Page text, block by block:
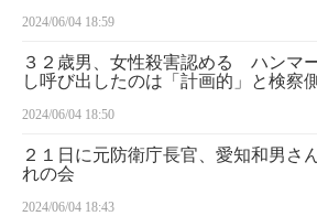
2024/06/04 18:59
３２歳男、女性殺害認める ハンマ
し呼び出したのは「計画的」と検
2024/06/04 18:50
２１日に元防衛庁長官、愛知和男さ
れの会
2024/06/04 18:43